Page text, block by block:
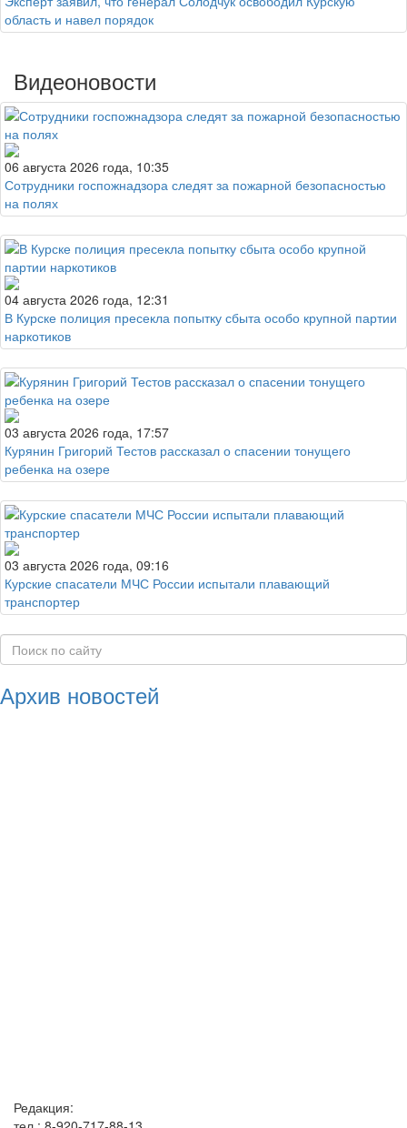
область и навел порядок
Видеоновости
06 августа 2026 года, 10:35
Сотрудники госпожнадзора следят за пожарной безопасностью
на полях
04 августа 2026 года, 12:31
В Курске полиция пресекла попытку сбыта особо крупной партии
наркотиков
03 августа 2026 года, 17:57
Курянин Григорий Тестов рассказал о спасении тонущего
ребенка на озере
03 августа 2026 года, 09:16
Курские спасатели МЧС России испытали плавающий
транспортер
Архив новостей
Редакция: